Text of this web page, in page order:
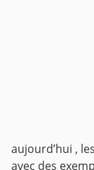
aujourd’hui ,
avec des